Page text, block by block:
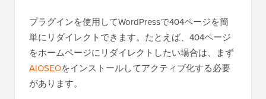
プラグインを使用してWordPressで404ページを簡
単にリダイレクトできます。たとえば、404ページ
をホームページにリダイレクトしたい場合は、まず
AIOSEOをインストールしてアクティブ化する必要
があります。